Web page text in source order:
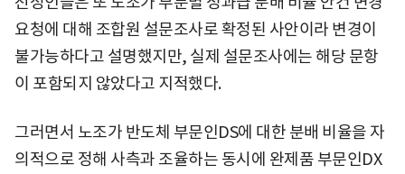
요청에 대해 조합원 설문조사로 확정된 사안이라 변경이
불가능하다고 설명했지만, 실제 설문조사에는 해당 문항
이 포함되지 않았다고 지적했다.
그러면서 노조가 반도체 부문인DS에 대한 분배 비율을 자
의적으로 정해 사측과 조율하는 동시에 완제품 부문인DX